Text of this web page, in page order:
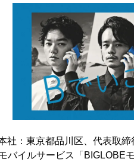
：東京都品川区、代表取
バイルサービス「BIGLOBE